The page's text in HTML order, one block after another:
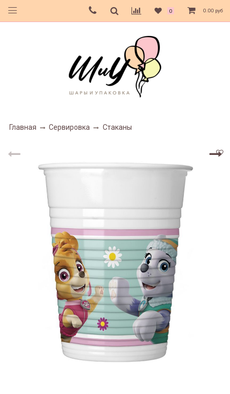
0 0.00 руб
Главная Сервировка Стаканы